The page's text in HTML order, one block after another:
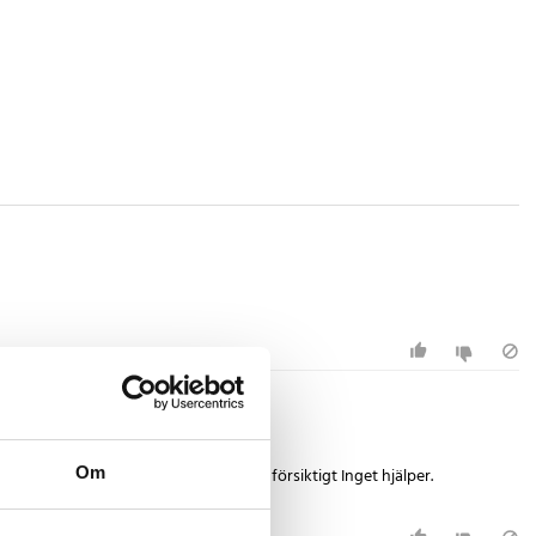
Om
tredje maskin. Jag försöker vara försiktigt Inget hjälper.